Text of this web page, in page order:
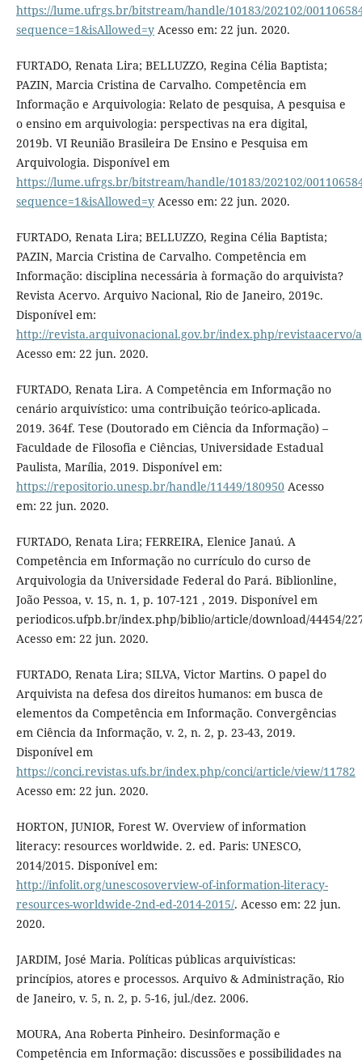
https://lume.ufrgs.br/bitstream/handle/10183/202102/
sequence=1&isAllowed=yAcesso em: 22 jun. 2020.
FURTADO, Renata Lira; BELLUZZO, Regina Célia Baptista;
PAZIN, Marcia Cristina de Carvalho. Competência em
Informação e Arquivologia: Relato de pesquisa, A pesquisa e
o ensino em arquivologia: perspectivas na era digital,
2019b. VI Reunião Brasileira De Ensino e Pesquisa em
Arquivologia. Disponível em
https://lume.ufrgs.br/bitstream/handle/10183/202102/
sequence=1&isAllowed=yAcesso em: 22 jun. 2020.
FURTADO, Renata Lira; BELLUZZO, Regina Célia Baptista;
PAZIN, Marcia Cristina de Carvalho. Competência em
Informação: disciplina necessária à formação do arquivista?
Revista Acervo. Arquivo Nacional, Rio de Janeiro, 2019c.
Disponível em:
http://revista.arquivonacional.gov.br/index.php/revistaacervo/
Acesso em: 22 jun. 2020.
FURTADO, Renata Lira. A Competência em Informação no
cenário arquivístico: uma contribuição teórico-aplicada.
2019. 364f. Tese (Doutorado em Ciência da Informação) –
Faculdade de Filosofia e Ciências, Universidade Estadual
Paulista, Marília, 2019. Disponível em:
https://repositorio.unesp.br/handle/11449/180950Acesso
em: 22 jun. 2020.
FURTADO, Renata Lira; FERREIRA, Elenice Janaú. A
Competência em Informação no currículo do curso de
Arquivologia da Universidade Federal do Pará. Biblionline,
João Pessoa, v. 15, n. 1, p. 107-121 , 2019. Disponível em
periodicos.ufpb.br/index.php/biblio/article/download/44454/
Acesso em: 22 jun. 2020.
FURTADO, Renata Lira; SILVA, Victor Martins. O papel do
Arquivista na defesa dos direitos humanos: em busca de
elementos da Competência em Informação. Convergências
em Ciência da Informação, v. 2, n. 2, p. 23-43, 2019.
Disponível em
https://conci.revistas.ufs.br/index.php/conci/article/view/11782
Acesso em: 22 jun. 2020.
HORTON, JUNIOR, Forest W. Overview of information
literacy: resources worldwide. 2. ed. Paris: UNESCO,
2014/2015. Disponível em:
http://infolit.org/unescosoverview-of-information-literacy-
resources-worldwide-2nd-ed-2014-2015/. Acesso em: 22 jun.
2020.
JARDIM, José Maria. Políticas públicas arquivísticas:
princípios, atores e processos. Arquivo & Administração, Rio
de Janeiro, v. 5, n. 2, p. 5-16, jul./dez. 2006.
MOURA, Ana Roberta Pinheiro. Desinformação e
Competência em Informação: discussões e possibilidades na